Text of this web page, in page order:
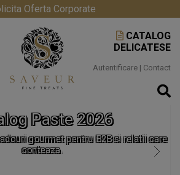
Oferta Corporate
CATALOG
DELICATESE
Autentificare | Contact
Paste 2026
gourmet pentru B2B si relatii care
conteaza.